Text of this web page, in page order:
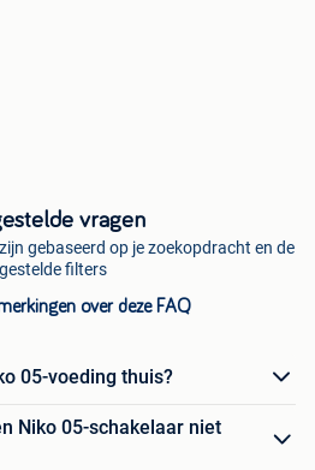
vragen
gebaseerd op je zoekopdracht en de
filters
over deze FAQ
05-voeding thuis?
Niko 05-schakelaar niet